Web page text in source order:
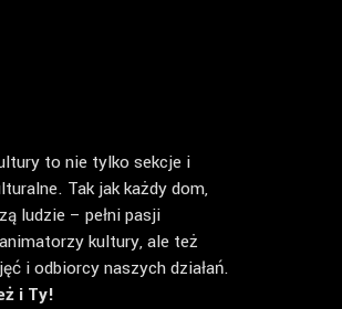
to nie tylko sekcje i
Tak jak każdy dom,
ludzie – pełni pasji
kultury, ale też
i odbiorcy naszych działań.
i Ty!